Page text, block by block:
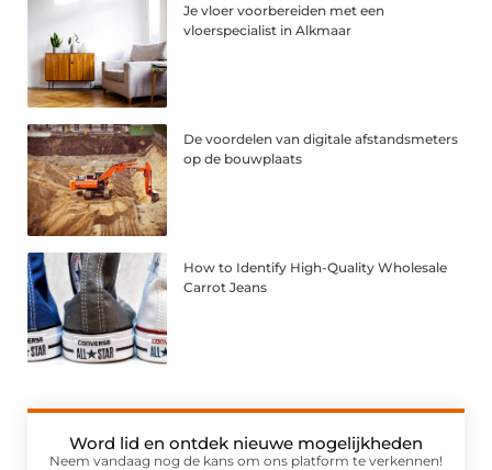
Je vloer voorbereiden met een
vloerspecialist in Alkmaar
De voordelen van digitale afstandsmeters
op de bouwplaats
How to Identify High-Quality Wholesale
Carrot Jeans
Word lid en ontdek nieuwe mogelijkheden
Neem vandaag nog de kans om ons platform te verkennen!